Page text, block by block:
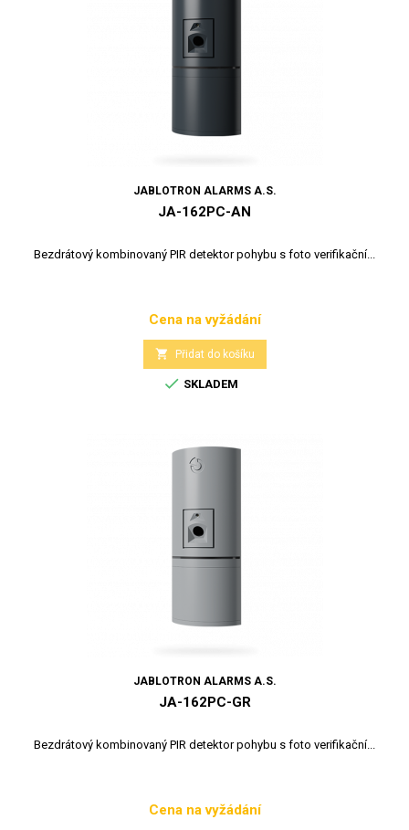
JABLOTRON ALARMS A.S.
JA-162PC-AN
Bezdrátový kombinovaný PIR detektor pohybu s foto verifikační...
Cena
Cena na vyžádání
 Přidat do košíku
 SKLADEM
JABLOTRON ALARMS A.S.
JA-162PC-GR
Bezdrátový kombinovaný PIR detektor pohybu s foto verifikační...
Cena
Cena na vyžádání